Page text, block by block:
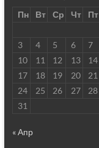
Пн
Вт Ср Чт Пт
3
4 5 6 7
10
11 12 13 14
17
18 19 20 21
24
25 26 27 28
31
« Апр